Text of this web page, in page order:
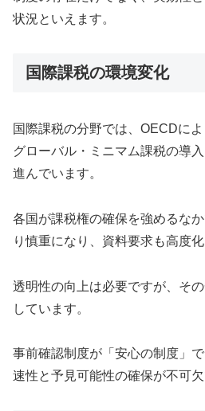
状況といえます。
国際課税の環境変化
国際課税の分野では、OECDに
グローバル・ミニマム課税の導
進んでいます。
各国が課税権の確保を強めるな
り慎重になり、資料要求も高度化
透明性の向上は必要ですが、そ
しています。
事前確認制度が「安心の制度」
速性と予見可能性の確保が不可欠